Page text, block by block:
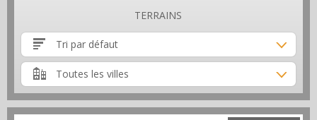
TERRAINS
Tri par défaut
Toutes les villes